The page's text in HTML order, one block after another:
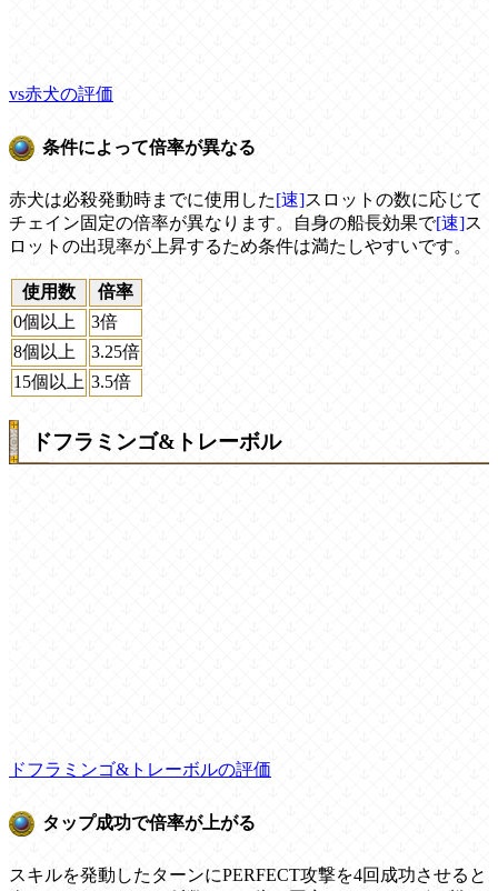
vs赤犬の評価
条件によって倍率が異なる
赤犬は必殺発動時までに使用した[速]スロットの数に応じて
チェイン固定の倍率が異なります。自身の船長効果で[速]ス
ロットの出現率が上昇するため条件は満たしやすいです。
使用数
倍率
0個以上
3倍
8個以上
3.25倍
15個以上 3.5倍
ドフラミンゴ&トレーボル
ドフラミンゴ&トレーボルの評価
タップ成功で倍率が上がる
スキルを発動したターンにPERFECT攻撃を4回成功させると